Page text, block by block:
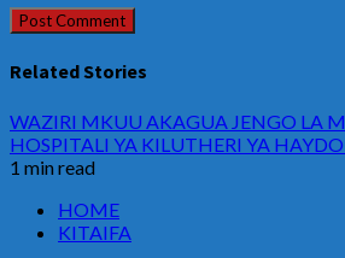
Related Stories
WAZIRI MKUU AKAGUA JENGO LA
HOSPITALI YA KILUTHERI YA
1 min read
HOME
KITAIFA